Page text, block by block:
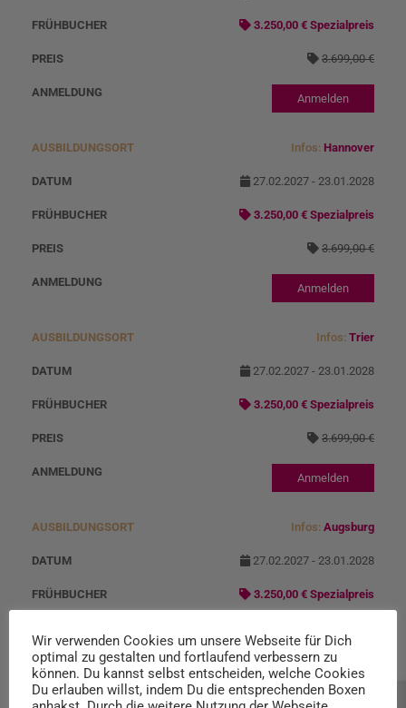
3.250,00 € Spezialpreis
3.699,00 €
Anmelden
Infos: Hannover
27.02.2027 - 23.01.2028
3.250,00 € Spezialpreis
3.699,00 €
Anmelden
Infos: Trier
27.02.2027 - 23.01.2028
3.250,00 € Spezialpreis
3.699,00 €
Anmelden
Infos: Augsburg
27.02.2027 - 23.01.2028
3.250,00 € Spezialpreis
Anmelden
Wir verwenden Cookies um unsere Webseite für Dich
optimal zu gestalten und fortlaufend verbessern zu
können. Du kannst selbst entscheiden, welche Cookies
Du erlauben willst, indem Du die entsprechenden Boxen